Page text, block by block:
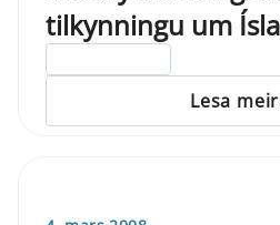
tilkynningu um
Lesa